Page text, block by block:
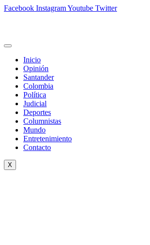
Facebook InstagramYoutube Twitter
Inicio
Opinión
Santander
Colombia
Política
Judicial
Deportes
Columnistas
Mundo
Entretenimiento
Contacto
X